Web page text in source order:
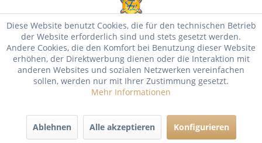
Diese Website benutzt Cookies, die für den technischen Betrieb
der Website erforderlich sind und stets gesetzt werden.
Andere Cookies, die den Komfort bei Benutzung dieser Website
erhöhen, der Direktwerbung dienen oder die Interaktion mit
anderen Websites und sozialen Netzwerken vereinfachen
sollen, werden nur mit Ihrer Zustimmung gesetzt.
Mehr Informationen
Ablehnen Alle akzeptieren Konfigurieren